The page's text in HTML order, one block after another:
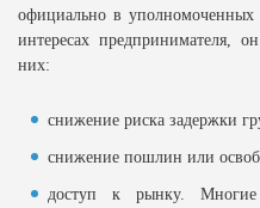
официально в
интересах предпринимателя,
них:
снижение риска задержки
снижение пошлин или
доступ к рынку. Многие